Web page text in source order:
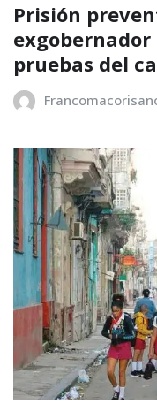
Prisión
pruebas del